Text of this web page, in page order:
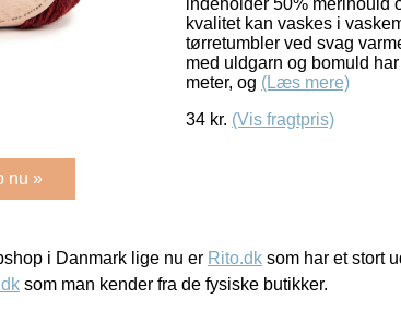
kvalitet kan vaskes i
tørretumbler ved svag
med uldgarn og bomuld
meter, og (Læs mere)
34 kr. (Vis fragtpris)
nu »
i Danmark lige nu er Rito.dk som har et stort
som man kender fra de fysiske butikker.